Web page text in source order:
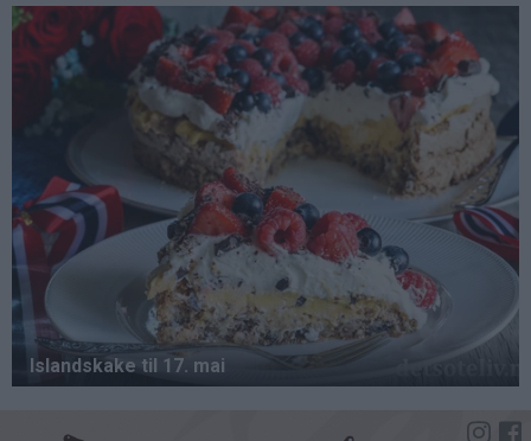
Hopp
hovedinnhold